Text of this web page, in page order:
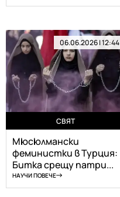
06.06.2026 | 12:44
СВЯТ
Мюсюлмански
феминистки в Турция:
Битка срещу патри...
НАУЧИ ПОВЕЧЕ